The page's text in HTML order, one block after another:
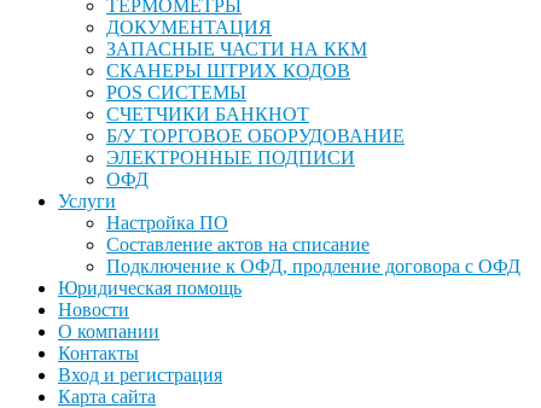
ТЕРМОМЕТРЫ
ДОКУМЕНТАЦИЯ
ЗАПАСНЫЕ ЧАСТИ НА ККМ
СКАНЕРЫ ШТРИХ КОДОВ
POS СИСТЕМЫ
СЧЕТЧИКИ БАНКНОТ
Б/У ТОРГОВОЕ ОБОРУДОВАНИЕ
ЭЛЕКТРОННЫЕ ПОДПИСИ
ОФД
Услуги
Настройка ПО
Составление актов на списание
Подключение к ОФД, продление договора с ОФД
Юридическая помощь
Новости
О компании
Контакты
Вход и регистрация
Карта сайта